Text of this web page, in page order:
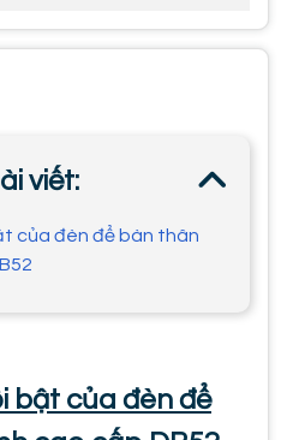
viết:
của đèn để bàn thân
bật của đèn để